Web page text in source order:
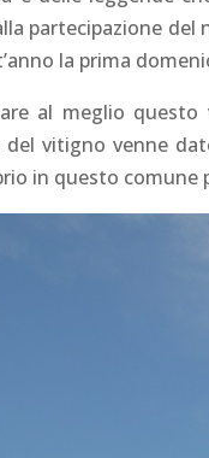
partecipazione del
la prima
al meglio questo
del vitigno venne
in questo comune